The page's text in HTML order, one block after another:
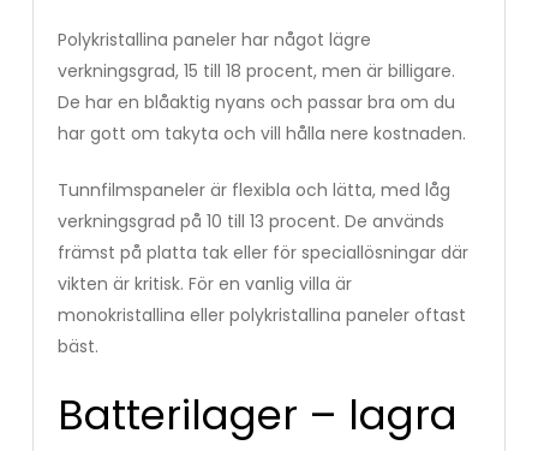
Polykristallina paneler har något lägre
verkningsgrad, 15 till 18 procent, men är billigare.
De har en blåaktig nyans och passar bra om du
har gott om takyta och vill hålla nere kostnaden.
Tunnfilmspaneler är flexibla och lätta, med låg
verkningsgrad på 10 till 13 procent. De används
främst på platta tak eller för speciallösningar där
vikten är kritisk. För en vanlig villa är
monokristallina eller polykristallina paneler oftast
bäst.
Batterilager – lagra